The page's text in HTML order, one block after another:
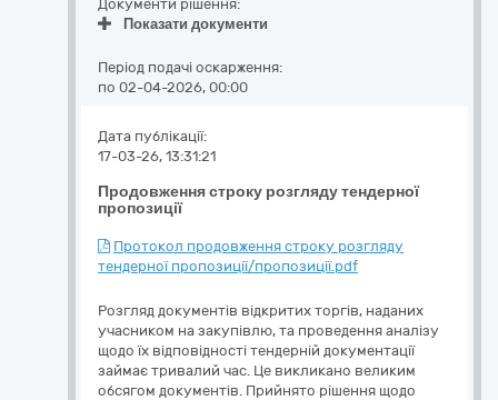
Документи рішення:
Показати документи
Період подачі оскарження:
по 02-04-2026, 00:00
Продовження строку розгляду тендерної
пропозиції
Дата публікації:
17-03-26, 13:31:21
Протокол продовження строку розгляду
тендерної пропозиції/пропозиції.pdf
Розгляд документів відкритих торгів, наданих
учасником на закупівлю, та проведення аналізу
щодо їх відповідності тендерній документації
займає тривалий час. Це викликано великим
обсягом документів. Прийнято рішення щодо